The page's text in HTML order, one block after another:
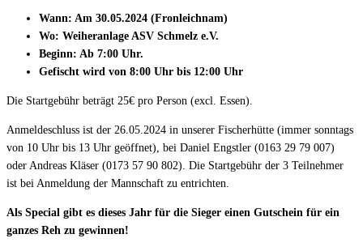
Wann: Am 30.05.2024 (Fronleichnam)
Wo: Weiheranlage ASV Schmelz e.V.
Beginn: Ab 7:00 Uhr.
Gefischt wird von 8:00 Uhr bis 12:00 Uhr
Die Startgebühr beträgt 25€ pro Person (excl. Essen).
Anmeldeschluss ist der 26.05.2024 in unserer Fischerhütte (immer sonntags
von 10 Uhr bis 13 Uhr geöffnet), bei Daniel Engstler (0163 29 79 007)
oder Andreas Kläser (0173 57 90 802). Die Startgebühr der 3 Teilnehmer
ist bei Anmeldung der Mannschaft zu entrichten.
Als Special gibt es dieses Jahr für die Sieger einen Gutschein für ein
ganzes Reh zu gewinnen!